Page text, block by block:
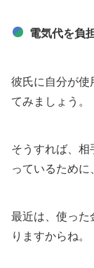
電気代を負
彼氏に自分が使
てみましょう。
そうすれば、相
っているために
最近は、使った
りますからね。